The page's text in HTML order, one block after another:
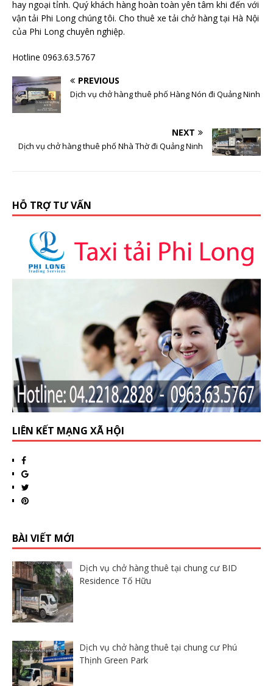
hay ngoại tỉnh. Quý khách hàng hoàn toàn yên tâm khi đến với
vận tải Phi Long chúng tôi. Cho thuê xe tải chở hàng tại Hà Nội
của Phi Long chuyên nghiệp.
Hotline 0963.63.5767
PREVIOUS
Dịch vụ chở hàng thuê phố Hàng Nón đi Quảng Ninh
NEXT
Dịch vụ chở hàng thuê phố Nhà Thờ đi Quảng Ninh
HỖ TRỢ TƯ VẤN
LIÊN KẾT MẠNG XÃ HỘI
BÀI VIẾT MỚI
Dịch vụ chở hàng thuê tại chung cư BID
Residence Tố Hữu
Dịch vụ chở hàng thuê tại chung cư Phú
Thịnh Green Park